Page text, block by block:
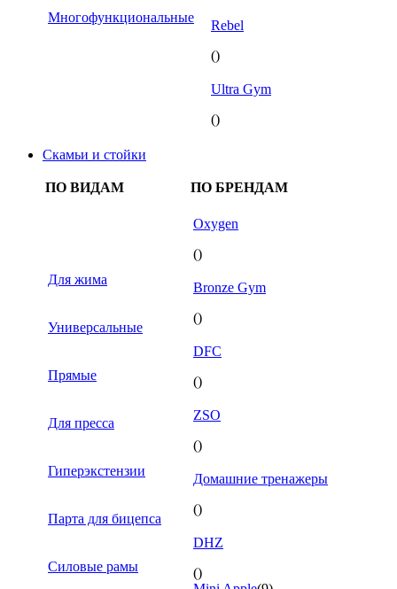
Многофункциональные
Rebel
()
Ultra Gym
()
Скамьи и стойки
ПО ВИДАМ ПО БРЕНДАМ
Для жима
Универсальные
Прямые
Для пресса
Гиперэкстензии
Парта для бицепса
Силовые рамы
Oxygen
()
Bronze Gym
()
DFC
()
ZSO
()
Домашние тренажеры
()
DHZ
()